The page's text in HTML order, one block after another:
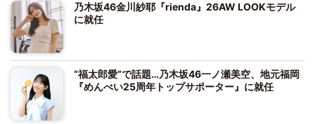
乃木坂46金川紗耶『rienda』26AW LOOKモデル
に就任
“福太郎愛”で話題…乃木坂46一ノ瀬美空、地元福岡
『めんべい25周年トップサポーター』に就任